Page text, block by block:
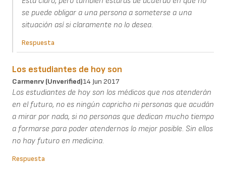
se puede obligar a una persona a someterse a una
situación así si claramente no lo desea.
Respuesta
Los estudiantes de hoy son
Carmenrv (unverified)14 Jun 2017
Los estudiantes de hoy son los médicos que nos atenderán
en el futuro, no es ningún capricho ni personas que acudán
a mirar por nada, si no personas que dedican mucho tiempo
a formarse para poder atendernos lo mejor posible. Sin ellos
no hay futuro en medicina.
Respuesta